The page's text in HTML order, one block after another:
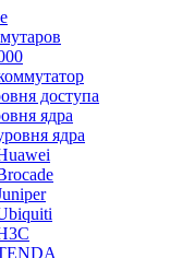
доступа
ядра
ядра